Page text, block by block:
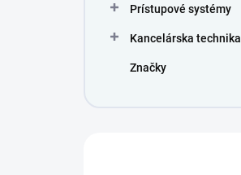
Prístupové systémy
Kancelárska technika
Značky